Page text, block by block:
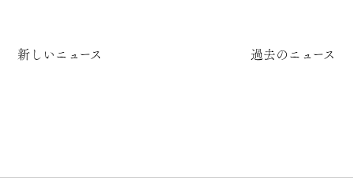
新しいニュース 過去のニュース